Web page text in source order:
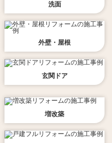
洗面
外壁・屋根
玄関ドア
増改築